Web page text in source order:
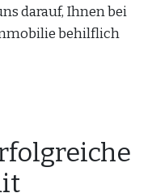
darauf, Ihnen bei
behilflich